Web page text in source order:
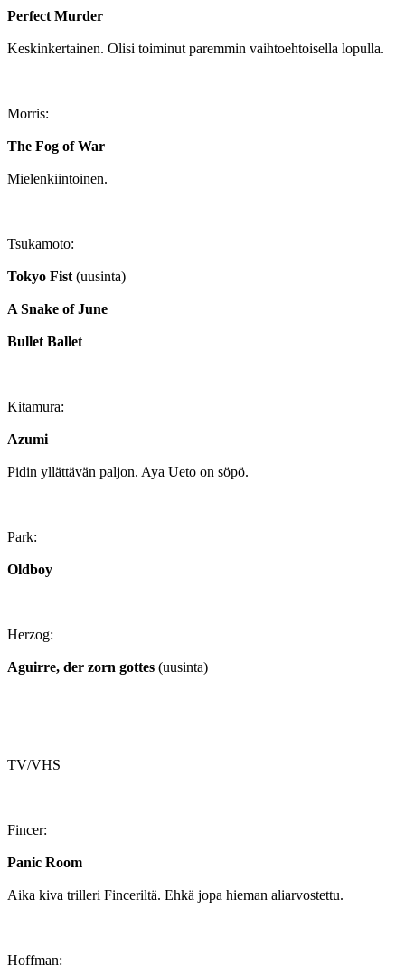
Perfect Murder
Keskinkertainen. Olisi toiminut paremmin vaihtoehtoisella lopulla.
Morris:
The Fog of War
Mielenkiintoinen.
Tsukamoto:
Tokyo Fist (uusinta)
A Snake of June
Bullet Ballet
Kitamura:
Azumi
Pidin yllättävän paljon. Aya Ueto on söpö.
Park:
Oldboy
Herzog:
Aguirre, der zorn gottes (uusinta)
TV/VHS
Fincer:
Panic Room
Aika kiva trilleri Finceriltä. Ehkä jopa hieman aliarvostettu.
Hoffman: